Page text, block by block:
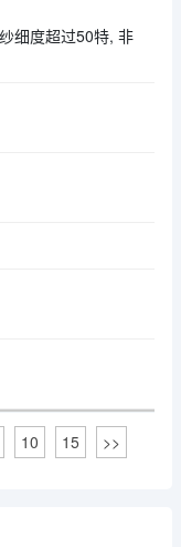
细度超过50特, 非
10 15 >>